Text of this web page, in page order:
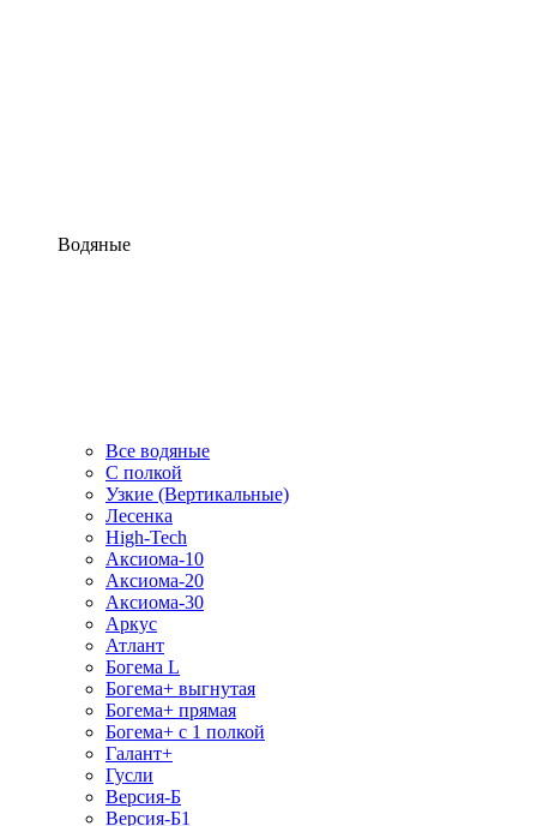
Водяные
Все водяные
С полкой
Узкие (Вертикальные)
Лесенка
High-Tech
Аксиома-10
Аксиома-20
Аксиома-30
Аркус
Атлант
Богема L
Богема+ выгнутая
Богема+ прямая
Богема+ с 1 полкой
Галант+
Гусли
Версия-Б
Версия-Б1